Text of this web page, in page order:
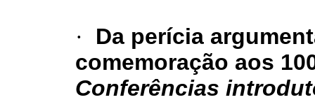
·
Da perícia
comemoração aos
Conferências